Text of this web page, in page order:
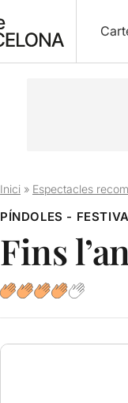
Inici» Espectacles
PÍNDOLES -
Fins